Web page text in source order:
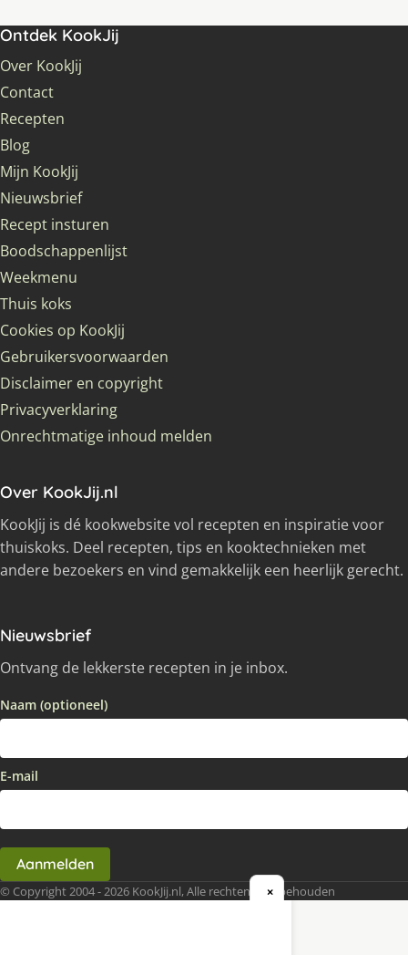
Ontdek KookJij
Over KookJij
Contact
Recepten
Blog
Mijn KookJij
Nieuwsbrief
Recept insturen
Boodschappenlijst
Weekmenu
Thuis koks
Cookies op KookJij
Gebruikersvoorwaarden
Disclaimer en copyright
Privacyverklaring
Onrechtmatige inhoud melden
Over KookJij.nl
KookJij is dé kookwebsite vol recepten en inspiratie voor
thuiskoks. Deel recepten, tips en kooktechnieken met
andere bezoekers en vind gemakkelijk een heerlijk gerecht.
Nieuwsbrief
Ontvang de lekkerste recepten in je inbox.
Naam (optioneel)
E-mail
Aanmelden
© Copyright 2004 - 2026 KookJij.nl, Alle rechten voorbehouden
×